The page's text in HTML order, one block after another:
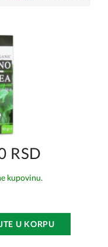
RSD
kupovinu.
U KORPU